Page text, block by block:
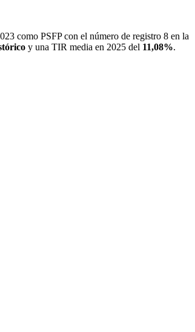
como PSFP con el número de registro 8 en la
y una TIR media en 2025 del 11,08%.